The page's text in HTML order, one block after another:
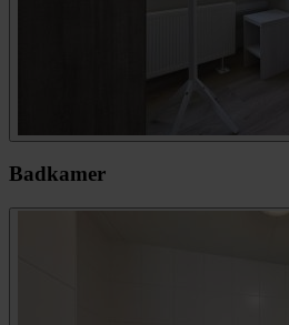
Badkamer